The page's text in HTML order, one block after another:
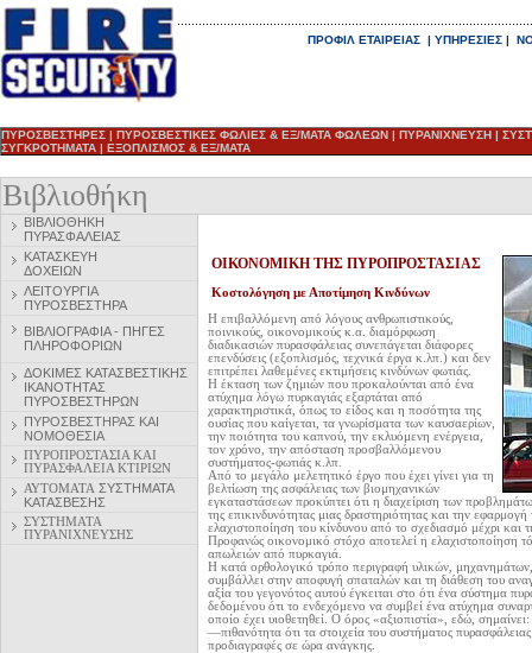
ΠΡΟΦΙΛ ΕΤΑΙΡΕΙΑΣ | ΥΠΗΡΕΣΙΕΣ |
ΠΥΡΟΣΒΕΣΤΗΡΕΣ | ΠΥΡΟΣΒΕΣΤΙΚΕΣ ΦΩΛΙΕΣ & ΕΞ/ΜΑΤΑ ΦΩΛΕΩΝ | ΠΥΡΑΝΙΧΝΕΥΣΗ |
ΣΥΓΚΡΟΤΗΜΑΤΑ | ΕΞΟΠΛΙΣΜΟΣ & ΕΞ/ΜΑΤΑ
Βιβλιοθήκη
ΒΙΒΛΙΟΘΗΚΗ
ΠΥΡΑΣΦΑΛΕΙΑΣ
ΚΑΤΑΣΚΕΥΗ
ΔΟΧΕΙΩΝ
ΛΕΙΤΟΥΡΓΙΑ
ΠΥΡΟΣΒΕΣΤΗΡΑ
ΒΙΒΛΙΟΓΡΑΦΙΑ - ΠΗΓΕΣ
ΠΛΗΡΟΦΟΡΙΩΝ
ΔΟΚΙΜΕΣ ΚΑΤΑΣΒΕΣΤΙΚΗΣ
ΙΚΑΝΟΤΗΤΑΣ
ΠΥΡΟΣΒΕΣΤΗΡΩΝ
ΠΥΡΟΣΒΕΣΤΗΡΑΣ ΚΑΙ
ΝΟΜΟΘΕΣΙΑ
ΠΥΡΟΠΡΟΣΤΑΣΙΑ ΚΑΙ
ΠΥΡΑΣΦΑΛΕΙΑ ΚΤΙΡΙΩΝ
ΑΥΤΟΜΑΤΑ ΣΥΣΤΗΜΑΤΑ
ΚΑΤΑΣΒΕΣΗΣ
ΣΥΣΤΗΜΑΤΑ
ΠΥΡΑΝΙΧΝΕΥΣΗΣ
ΟΙΚΟΝΟΜΙΚΗ ΤΗΣ ΠΥΡΟΠΡΟΣΤΑΣΙΑΣ
Κοστολόγηση με Αποτίμηση Κινδύνων
Η επιβαλλόμενη από λόγους ανθρωπιστικούς,
ποινικούς, οικονομικούς κ.α. διαμόρφωση
διαδικασιών πυρασφάλειας συνεπάγεται διάφορες
επενδύσεις (εξοπλισμός, τεχνικά έργα κ.λπ.) και δεν
επιτρέπει λαθεμένες εκτιμήσεις κινδύνων φωτιάς.
Η έκταση των ζημιών που προκαλούνται από ένα
ατύχημα λόγω πυρκαγιάς εξαρτάται από
χαρακτηριστικά, όπως το είδος και η ποσότητα της
ουσίας που καίγεται, τα γνωρίσματα των καυσαερίων,
την ποιότητα του καπνού, την εκλυόμενη ενέργεια,
τον χρόνο, την απόσταση προσβαλλόμενου
συστήματος-φωτιάς κ.λπ.
Από το μεγάλο μελετητικό έργο που έχει γίνει για τη
βελτίωση της ασφάλειας των βιομηχανικών
εγκαταστάσεων προκύπτει ότι η διαχείριση των
της επικινδυνότητας μιας δραστηριότητας και την
ελαχιστοποίηση του κίνδυνου από το σχεδιασμό μέχρι και
Προφανώς οικονομικό στόχο αποτελεί η ελαχιστοποίηση
απωλειών από πυρκαγιά.
Η κατά ορθολογικό τρόπο περιγραφή υλικών,
συμβάλλει στην αποφυγή σπαταλών και τη διάθεση του
αξία του γεγονότος αυτού έγκειται στο ότι ένα σύστημα
δεδομένου ότι το ενδεχόμενο να συμβεί ένα ατύχημα
οποίο έχει υιοθετηθεί. Ο όρος «αξιοπιστία», εδώ,
—πιθανότητα ότι τα στοιχεία του συστήματος
προδιαγραφές σε ώρα ανάγκης.